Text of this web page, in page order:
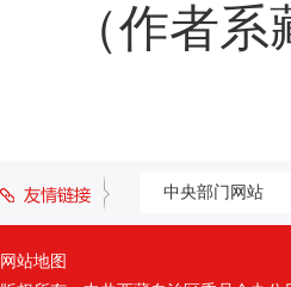
（作者
中央部门网站
网站地图